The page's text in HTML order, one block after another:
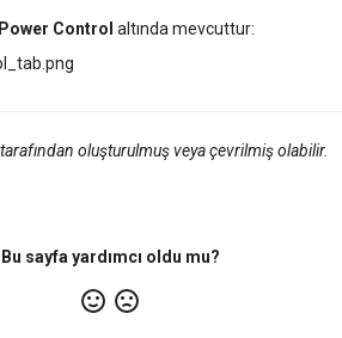
Control altında mevcuttur:
tarafından oluşturulmuş veya çevrilmiş olabilir.
Bu sayfa yardımcı oldu mu?